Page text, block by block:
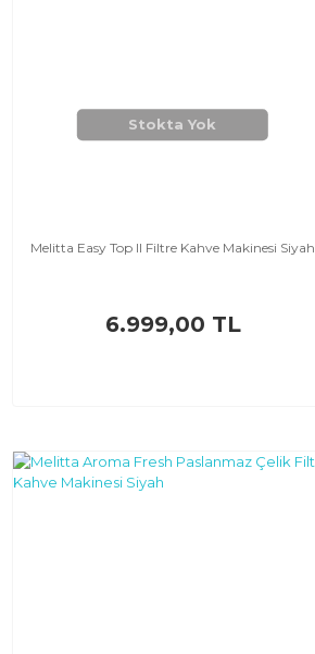
Stokta Yok
Melitta Easy Top II Filtre Kahve Makinesi Siyah
6.999,00 TL